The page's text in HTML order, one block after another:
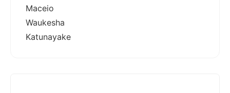
Maceio
Waukesha
Katunayake